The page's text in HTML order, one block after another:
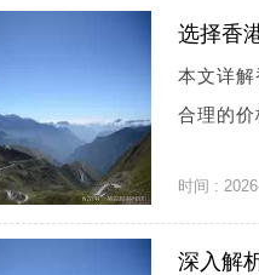
选择香
本文详
合理的
时间 :
深入解